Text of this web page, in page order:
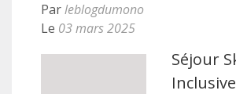
Parleblogdumono
Le 03 mars 2025
Séjour